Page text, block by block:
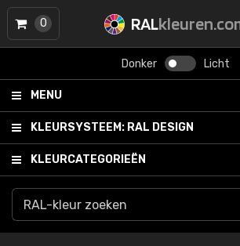
RAL
Donker Licht
MENU
KLEURSYSTEEM: RAL DESIGN
KLEURCATEGORIEËN
0